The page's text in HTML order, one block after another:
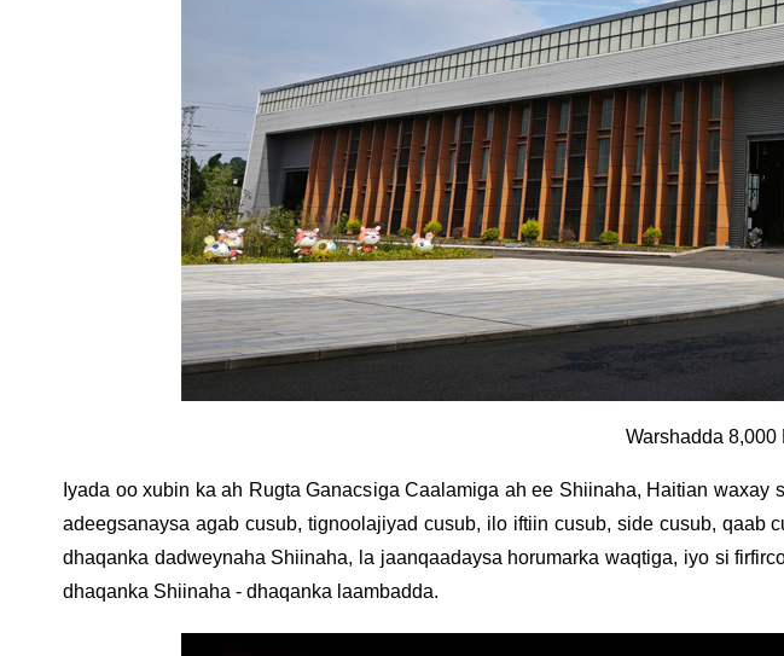
Warshadda 8,000
Iyada oo xubin ka ah Rugta Ganacsiga Caalamiga ah ee Shiinaha, Haitian
adeegsanaysa agab cusub, tignoolajiyad cusub, ilo iftiin cusub, side cusub,
dhaqanka dadweynaha Shiinaha, la jaanqaadaysa horumarka waqtiga, iyo si
dhaqanka Shiinaha - dhaqanka laambadda.